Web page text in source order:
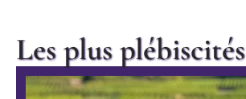
Les plus plébiscités